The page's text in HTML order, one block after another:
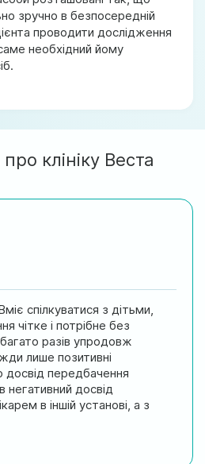
зручно в безпосередній
проводити дослідження
необхідний йому
про клініку Веста
спілкуватися з дітьми,
чітке і потрібне без
разів упродовж
лише позитивні
передбачення
негативний досвід
в іншій установі, а з
навіть на